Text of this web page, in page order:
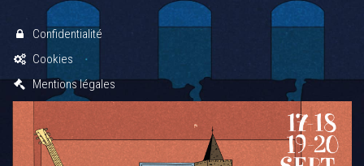
Confidentialité
Cookies
Mentions légales